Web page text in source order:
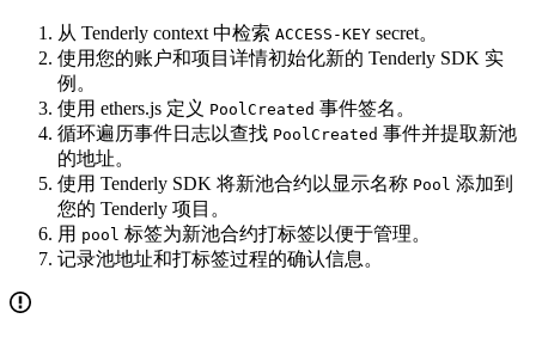
从 Tenderly context 中检索 ACCESS-KEY secret。
使用您的账户和项目详情初始化新的 Tenderly SDK 实
例。
使用 ethers.js 定义 PoolCreated 事件签名。
循环遍历事件日志以查找 PoolCreated 事件并提取新池
的地址。
使用 Tenderly SDK 将新池合约以显示名称 Pool 添加到
您的 Tenderly 项目。
用 pool 标签为新池合约打标签以便于管理。
记录池地址和打标签过程的确认信息。